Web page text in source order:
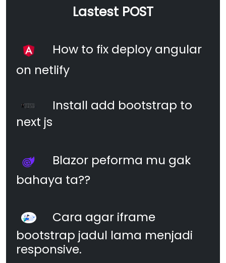
Lastest POST
How to fix deploy angular
on netlify
Install add bootstrap to
next js
Blazor peforma mu gak
bahaya ta??
Cara agar iframe
bootstrap jadul lama menjadi
responsive.